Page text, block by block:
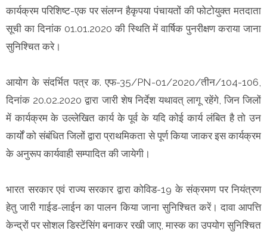
कार्यक्रम परिशिष्ट-एक पर संलग्न हैकृपया पंचायतों की फोटोयुक्त मतदाता
सूची का दिनांक 01.01.2020 की स्थिति में वार्षिक पुनरीक्षण कराया जाना
सुनिश्चित करे।
आयोग के संदर्भित पत्र क. एफ-35/PN-01/2020/तीन/104-106,
दिनांक 20.02.2020 द्वारा जारी शेष निर्देश यथावत् लागू रहेंगे, जिन जिलों
में कार्यक्रम के उल्लेखित कार्य के पूर्व के यदि कोई कार्य लंबित है तो उन
कार्यों को संबंधित जिलों द्वारा प्राथमिकता से पूर्ण किया जाकर इस कार्यक्रम
के अनुरूप कार्यवाही सम्पादित की जायेगी।
भारत सरकार एवं राज्य सरकार द्वारा कोविड-19 के संक्रमण पर नियंत्रण
हेतु जारी गाईड-लाईन का पालन किया जाना सुनिश्चित करें। दावा आपत्ति
केन्द्रों पर सोशल डिस्टेंसिंग बनाकर रखी जाए, मास्क का उपयोग सुनिश्चित